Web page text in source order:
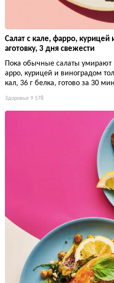
Салат с кале, фарро,
аготовку, 3 дня свежести
Пока обычные салаты умирают
арро, курицей и виноградом
кал, 36 г белка, готово за 30
Здоровье 9 578